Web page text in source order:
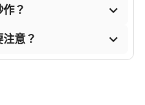
？ 
意？ 